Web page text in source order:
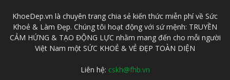
KhoeDep.vn là chuyên trang chia sẻ kiến thức miễn phí về Sức
Khoẻ & Làm Đẹp. Chúng tôi hoạt động với sứ mệnh: TRUYỀN
CẢM HỨNG & TẠO ĐỘNG LỰC nhằm mang đến cho mỗi người
Việt Nam một SỨC KHOẺ & VẺ ĐẸP TOÀN DIỆN
Liên hệ: cskh@fhb.vn